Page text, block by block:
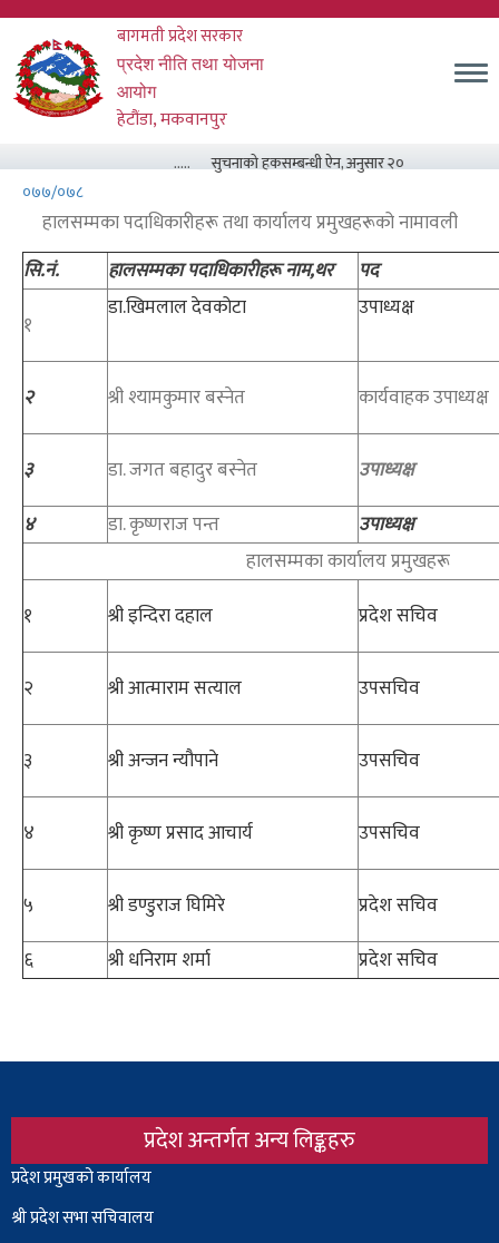
Skip
main
content
बागमती प्रदेश सरकार
प्रदेश नीति तथा योजना
आयोग
हेटौंडा, मकवानपुर
.....
सुचनाको हकसम्बन्धी ऐन, अनुसार २०८३ असार मसान्त
०७७/०७८
हालसम्मका पदाधिकारीहरू तथा कार्यालय प्रमुखहरूको नामावली
सि.नं.
हालसम्मका पदाधिकारीहरू नाम,थर
पद
१
डा.खिमलाल देवकोटा उपाध्यक्ष
२ श्री श्यामकुमार बस्नेत कार्यवाहक उपाध्यक्ष
३ डा. जगत बहादुर बस्नेत
उपाध्यक्ष
४
डा. कृष्णराज पन्त
उपाध्यक्ष
हालसम्मका कार्यालय प्रमुखहरू
१
श्री इन्दिरा दहाल प्रदेश सचिव
२ श्री आत्माराम सत्याल उपसचिव
३ श्री अन्जन न्यौपाने उपसचिव
४ श्री कृष्ण प्रसाद आचार्य उपसचिव
५ श्री डण्डुराज घिमिरे
प्रदेश सचिव
६
श्री धनिराम शर्मा प्रदेश सचिव
प्रदेश अन्तर्गत अन्य लिङ्कहरु
Body
प्रदेश प्रमुखको कार्यालय
श्री प्रदेश सभा सचिवालय